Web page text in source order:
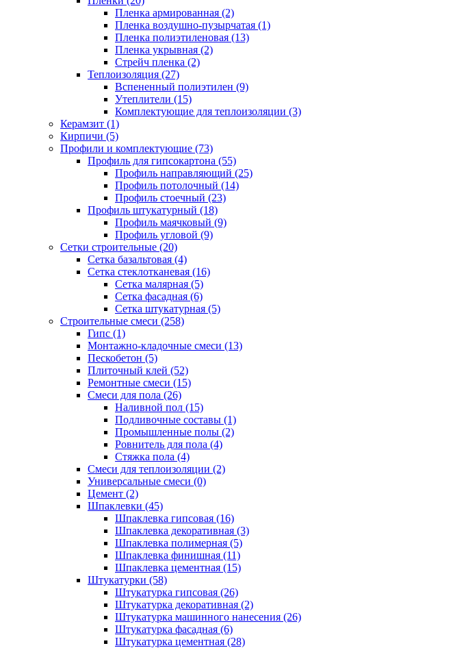
Пленка армированная (2)
Пленка воздушно-пузырчатая (1)
Пленка полиэтиленовая (13)
Пленка укрывная (2)
Стрейч пленка (2)
Теплоизоляция (27)
Вспененный полиэтилен (9)
Утеплители (15)
Комплектующие для теплоизоляции (3)
Керамзит (1)
Кирпичи (5)
Профили и комплектующие (73)
Профиль для гипсокартона (55)
Профиль направляющий (25)
Профиль потолочный (14)
Профиль стоечный (23)
Профиль штукатурный (18)
Профиль маячковый (9)
Профиль угловой (9)
Сетки строительные (20)
Сетка базальтовая (4)
Сетка стеклотканевая (16)
Сетка малярная (5)
Сетка фасадная (6)
Сетка штукатурная (5)
Строительные смеси (258)
Гипс (1)
Монтажно-кладочные смеси (13)
Пескобетон (5)
Плиточный клей (52)
Ремонтные смеси (15)
Смеси для пола (26)
Наливной пол (15)
Подливочные составы (1)
Промышленные полы (2)
Ровнитель для пола (4)
Стяжка пола (4)
Смеси для теплоизоляции (2)
Универсальные смеси (0)
Цемент (2)
Шпаклевки (45)
Шпаклевка гипсовая (16)
Шпаклевка декоративная (3)
Шпаклевка полимерная (5)
Шпаклевка финишная (11)
Шпаклевка цементная (15)
Штукатурки (58)
Штукатурка гипсовая (26)
Штукатурка декоративная (2)
Штукатурка машинного нанесения (26)
Штукатурка фасадная (6)
Штукатурка цементная (28)